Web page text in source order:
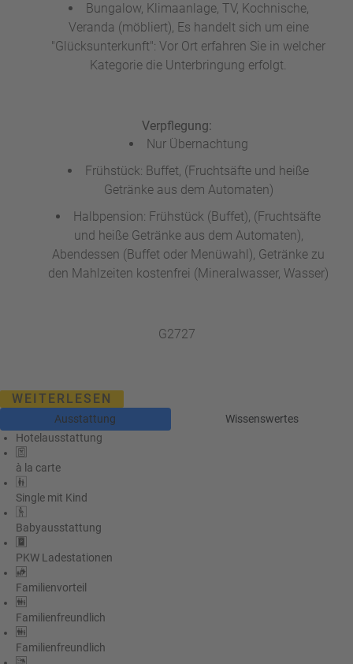
Bungalow, Klimaanlage, TV, Kochnische,
Veranda (möbliert), Es handelt sich um eine
"Glücksunterkunft": Vor Ort erfahren Sie in welcher
Kategorie die Unterbringung erfolgt.
Verpflegung:
Nur Übernachtung
Frühstück: Buffet, (Fruchtsäfte und heiße
Getränke aus dem Automaten)
Halbpension: Frühstück (Buffet), (Fruchtsäfte
und heiße Getränke aus dem Automaten),
Abendessen (Buffet oder Menüwahl), Getränke zu
den Mahlzeiten kostenfrei (Mineralwasser, Wasser)
G2727
WEITERLESEN
Ausstattung
Wissenswertes
Hotelausstattung
à la carte
Single mit Kind
Babyausstattung
PKW Ladestationen
Familienvorteil
Familienfreundlich
Familienfreundlich